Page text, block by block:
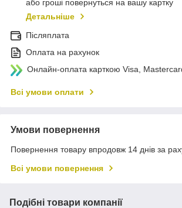
або гроші повернуться на вашу картку
Детальніше
Післяплата
Оплата на рахунок
Онлайн-оплата карткою Visa,
Всі умови оплати
Умови повернення
Повернення товару впродовж 14 днів за
Всі умови повернення
Подібні товари компанії